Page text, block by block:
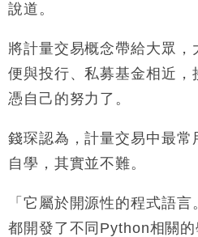
說道。
將計量交易概念帶給大眾，
便與投行、私募基金相近，
憑自己的努力了。
錢琛認為，計量交易中最
自學，其實並不難。
「它屬於開源性的程式語
都開發了不同Python相關的